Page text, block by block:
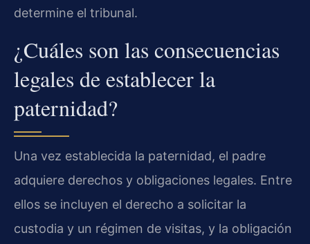
determine el tribunal.
¿Cuáles son las consecuencias
legales de establecer la
paternidad?
Una vez establecida la paternidad, el padre
adquiere derechos y obligaciones legales. Entre
ellos se incluyen el derecho a solicitar la
custodia y un régimen de visitas, y la obligación